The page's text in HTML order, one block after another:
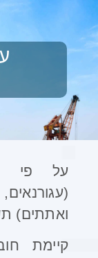
על פי
ואתתים)
קיימת